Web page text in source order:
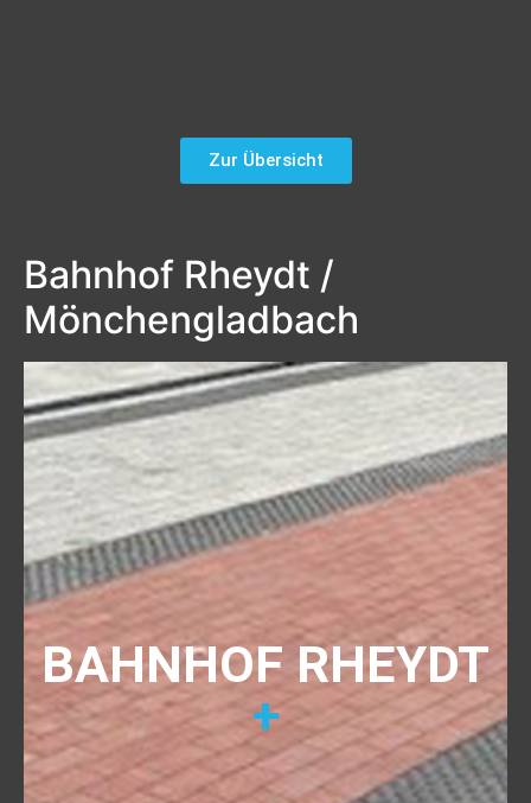
Zur Übersicht
Bahnhof Rheydt /
Mönchengladbach
BAHNHOF RHEYDT
+